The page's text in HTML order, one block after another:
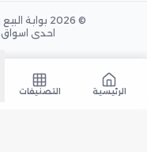
© 2026 بوابة البيع والشراء . جميع الحقوق محفوظة.
احدى اسواق
الرئيسية التصنيفات